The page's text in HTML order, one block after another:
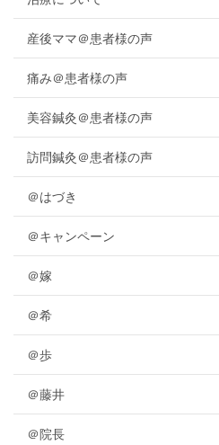
産後ママ＠患者様の声
痛み＠患者様の声
美容鍼灸＠患者様の声
訪問鍼灸＠患者様の声
＠はづき
＠キャンペーン
＠嫁
＠希
＠歩
＠藤井
＠院長